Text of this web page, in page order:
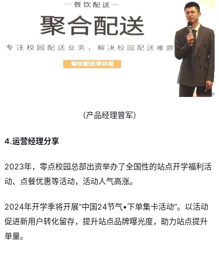
（产品经理曾军）
4.运营经理分享
2023年，零点校园总部出资举办了全国性的站点开学福利活
动、点餐优惠等活动，活动人气高涨。
2024年开学季将开展”中国24节气•下单集卡活动“。以活动
促进新用户转化留存，提升站点品牌曝光度，助力站点提升
单量。